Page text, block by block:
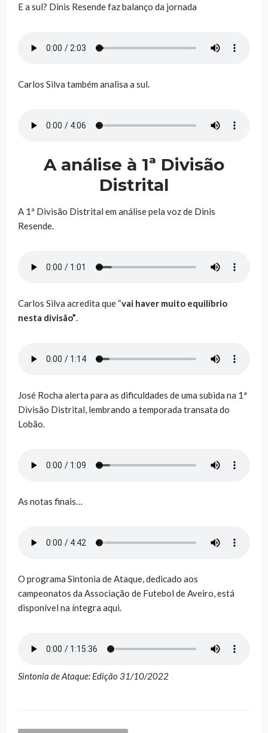
E a sul? Dinis Resende faz balanço da jornada
Carlos Silva também analisa a sul.
A análise à 1ª Divisão
Distrital
A 1ª Divisão Distrital em análise pela voz de Dinis
Resende.
Carlos Silva acredita que “vai haver muito equilíbrio
nesta divisão”.
José Rocha alerta para as dificuldades de uma subida na 1ª
Divisão Distrital, lembrando a temporada transata do
Lobão.
As notas finais…
O programa Sintonia de Ataque, dedicado aos
campeonatos da Associação de Futebol de Aveiro, está
disponível na íntegra aqui.
Sintonia de Ataque: Edição 31/10/2022